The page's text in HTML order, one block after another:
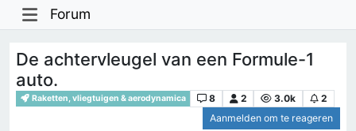
Forum
De achtervleugel van een Formule-1
auto.
Raketten, vliegtuigen & aerodynamica 8 2 3.0k
2
Aanmelden om te reageren